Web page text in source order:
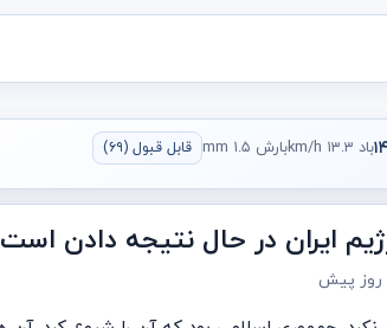
باد ۱۳.۳ km/h بارش ۱.۵ mm قابل قبول (۶۹)
ایران در حال نتیجه دادن است